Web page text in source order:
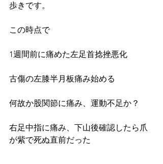
歩きです。
この時点で
1週間前に痛めた左足首捻挫悪化
古傷の左膝半月板痛み始める
何故か股関節に痛み、運動不足か？
右足中指に痛み、下山後確認したら爪
が紫で死ぬ直前だった